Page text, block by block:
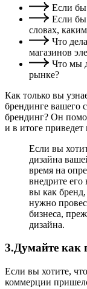
Если
Если бы
словах,
Что
магазинов
Что мы
рынке?
Как только вы
брендинге вашего
брендинг? Он
и в итоге
Если вы
дизайна
время на
внедрите
вы как
нужно
бизнеса,
дизайна.
3.Думайте как
Если вы хотите,
коммерции